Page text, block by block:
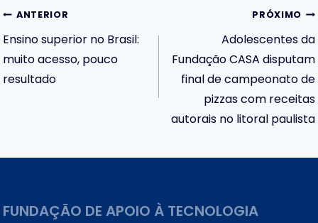
Navegação
de
ANTERIOR
Ensino superior no Brasil:
muito acesso, pouco
resultado
PRÓXIMO
Adolescentes da
Fundação CASA disputam
final de campeonato de
pizzas com receitas
autorais no litoral paulista
FUNDAÇÃO DE APOIO À TECNOLOGIA